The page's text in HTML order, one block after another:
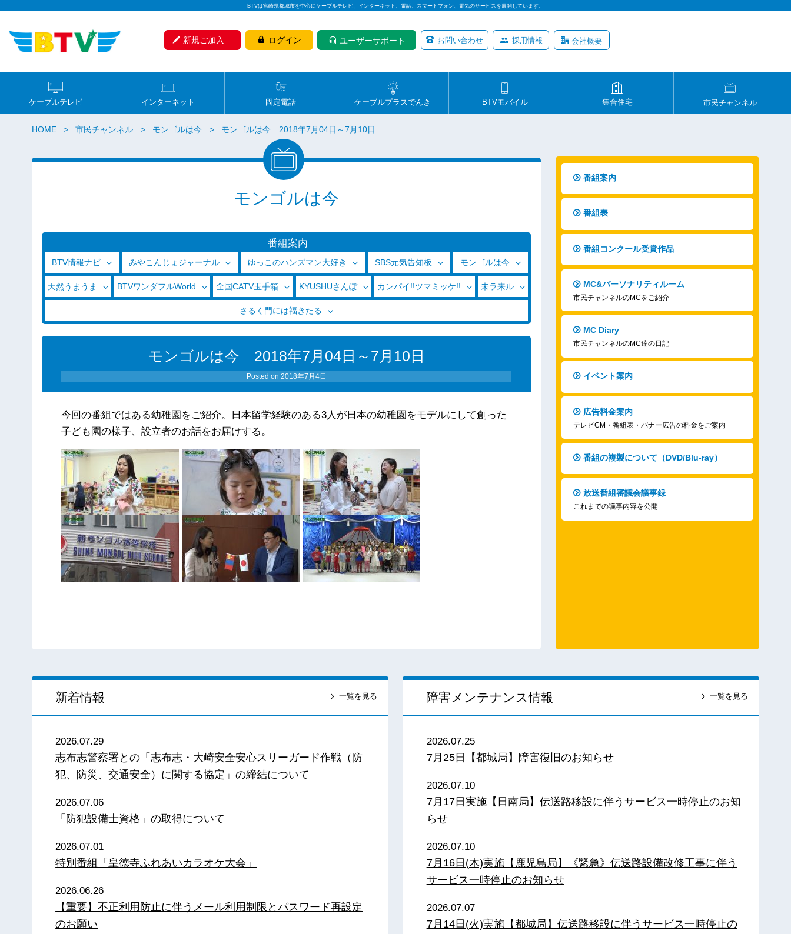
BTVは宮崎県都城市を中心にケーブルテレビ、インターネット、電話、スマートフォン、電気のサービスを展開しています。
新規ご加入 ログイン ユーザーサポート お問い合わせ 採用情報 会社概要
ケーブルテレビ インターネット 固定電話 ケーブルプラスでんき BTVモバイル 集合住宅 市民チャンネル
HOME 市民チャンネル モンゴルは今 モンゴルは今 2018年7月04日～7月10日
モンゴルは今
番組案内
BTV情報ナビ みやこんじょジャーナル ゆっこのハンズマン大好き SBS元気告知板 モンゴルは今
天然うまうま BTVワンダフルWorld 全国CATV玉手箱 KYUSHUさんぽ カンパイ!!ツマミッケ!! 未ラ来ル
さるく門には福きたる
モンゴルは今 2018年7月04日～7月10日
Posted on 2018年7月4日
今回の番組ではある幼稚園をご紹介。日本留学経験のある3人が日本の幼稚園をモデルにして創った
子ども園の様子、設立者のお話をお届けする。
番組案内
番組表
番組コンクール受賞作品
MC&パーソナリティルーム
市民チャンネルのMCをご紹介
MC Diary
市民チャンネルのMC達の日記
イベント案内
広告料金案内
テレビCM・番組表・バナー広告の料金をご案内
番組の複製について（DVD/Blu-ray）
放送番組審議会議事録
これまでの議事内容を公開
新着情報 一覧を見る
2026.07.29
志布志警察署との「志布志・大崎安全安心スリーガード作戦（防
犯、防災、交通安全）に関する協定」の締結について
2026.07.06
「防犯設備士資格」の取得について
2026.07.01
特別番組「皇徳寺ふれあいカラオケ大会」
2026.06.26
【重要】不正利用防止に伴うメール利用制限とパスワード再設定
のお願い
障害メンテナンス情報 一覧を見る
2026.07.25
7月25日【都城局】障害復旧のお知らせ
2026.07.10
7月17日実施【日南局】伝送路移設に伴うサービス一時停止のお知
らせ
2026.07.10
7月16日(木)実施【鹿児島局】《緊急》伝送路設備改修工事に伴う
サービス一時停止のお知らせ
2026.07.07
7月14日(火)実施【都城局】伝送路移設に伴うサービス一時停止の